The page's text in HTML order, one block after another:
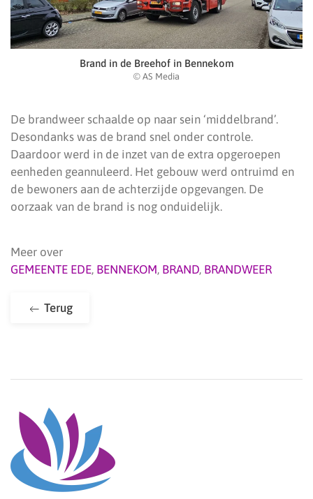
Brand in de Breehof in Bennekom
© AS Media
De brandweer schaalde op naar sein ‘middelbrand’.
Desondanks was de brand snel onder controle.
Daardoor werd in de inzet van de extra opgeroepen
eenheden geannuleerd. Het gebouw werd ontruimd en
de bewoners aan de achterzijde opgevangen. De
oorzaak van de brand is nog onduidelijk.
Meer over
GEMEENTE EDE, BENNEKOM, BRAND, BRANDWEER
Terug